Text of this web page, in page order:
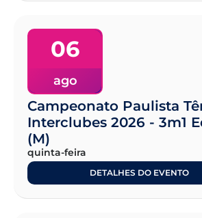
06
ago
Campeonato Paulista
Interclubes 2026 - 3m1
(M)
quinta-feira
DETALHES DO EVENTO